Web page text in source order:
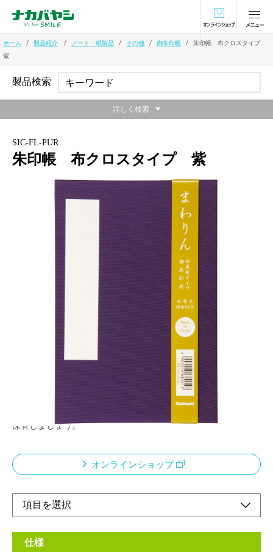
オンラインショ
ホーム 製品紹介 ノート・紙製品 その他 御朱印帳
朱印帳 布クロスタイプ
紫
SIC-FL-PUR
朱印帳 布クロスタイプ 紫
●大判の御朱印にも対応した人気のサイズです。●
男性にもおすすめの渋め表紙。●両面使用で48頁。
+ 税
御朱印とは、寺院や神社に参拝して頂くことが出来る、御宝印や
社名を朱で押した印と御本尊名や社名などが墨書きされたもので
す。御朱印は、お札やお守りと同じように神仏に敬意を払って頂
いたとても貴重なもの。また、あなたのためだけに心を込めて書
いて頂いたものですので、粗末に扱わないように、ずっと大切に
保管しましょう。
オンラインショップ
仕様
製品検索
詳しく検索